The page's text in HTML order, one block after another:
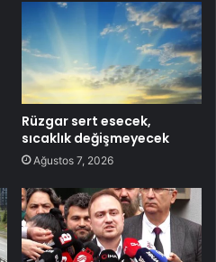
Rüzgar sert esecek,
sıcaklık değişmeyecek
Ağustos 7, 2026